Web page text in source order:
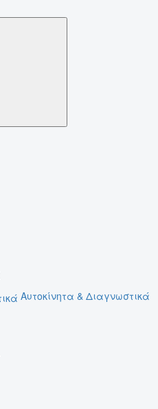
Αυτοκίνητα & Διαγνωστικά